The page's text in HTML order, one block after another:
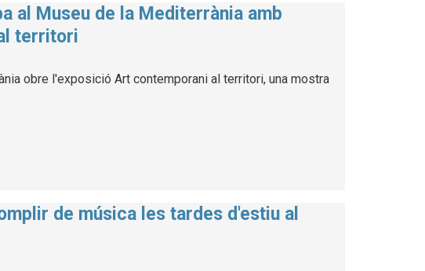
al Museu de la Mediterrània amb
territori
obre l'exposició Art contemporani al territori, una mostra
de música les tardes d'estiu al